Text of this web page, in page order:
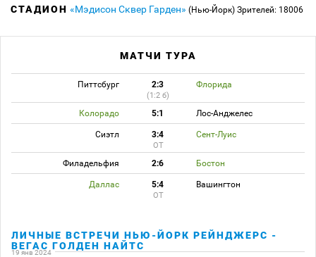
СТАДИОН «Мэдисон Сквер Гарден» (Нью-Йорк) Зрителей: 18006
МАТЧИ ТУРА
Питтсбург 2:3 Флорида
(1:2 б)
Колорадо 5:1 Лос-Анджелес
Сиэтл 3:4 Сент-Луис
ОТ
Филадельфия 2:6 Бостон
Даллас 5:4 Вашингтон
ОТ
ЛИЧНЫЕ ВСТРЕЧИ НЬЮ-ЙОРК РЕЙНДЖЕРС -
ВЕГАС ГОЛДЕН НАЙТС
19 янв 2024